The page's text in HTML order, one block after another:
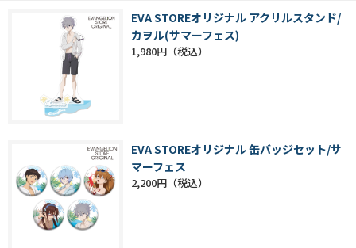
EVA STOREオリジナル アクリルスタンド/
カヲル(サマーフェス)
1,980円
EVA STOREオリジナル 缶バッジセット/サ
マーフェス
2,200円